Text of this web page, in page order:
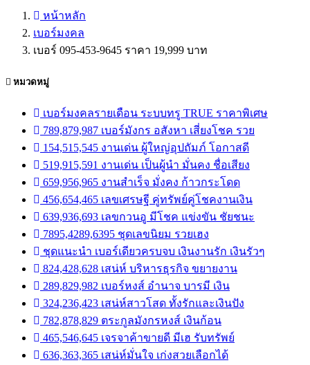
หน้าหลัก
เบอร์มงคล
เบอร์ 095-453-9645 ราคา 19,999 บาท
หมวดหมู่
เบอร์มงคลรายเดือน ระบบทรู TRUE ราคาพิเศษ
789,879,987 เบอร์มังกร อสังหา เสี่ยงโชค รวย
154,515,545 งานเด่น ผู้ใหญ่อุปถัมภ์ โอกาสดี
519,915,591 งานเด่น เป็นผู้นำ มั่นคง ชื่อเสียง
659,956,965 งานสำเร็จ มั่งคง ก้าวกระโดด
456,654,465 เลขเศรษฐี คู่ทรัพย์คู่โชคงานเงิน
639,936,693 เลขกวนอู มีโชค แข่งขัน ชัยชนะ
7895,4289,6395 ชุดเลขนิยม รวยเฮง
ชุดแนะนำ เบอร์เดียวครบจบ เงินงานรัก เงินรัวๆ
824,428,628 เสน่ห์ บริหารธุรกิจ ขยายงาน
289,829,982 เบอร์หงส์ อำนาจ บารมี เงิน
324,236,423 เสน่ห์สาวโสด ทั้งรักและเงินปัง
782,878,829 ตระกูลมังกรหงส์ เงินก้อน
465,546,645 เจรจาค้าขายดี มีเฮ รับทรัพย์
636,363,365 เสน่ห์มั่นใจ เก่งสวยเลือกได้